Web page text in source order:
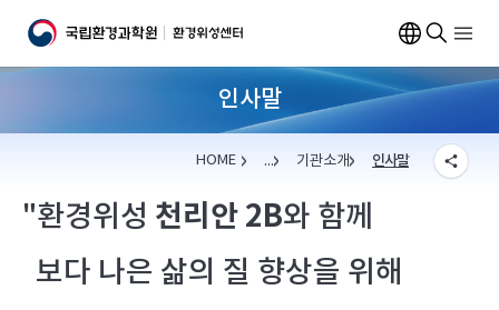
인사말
HOME ... 기관소개
위성영상
환경위성 천리안2B
인사말
인사말
주요업무
"환경위성 천리안 2B와 함께
보다 나은 삶의 질 향상을 위해